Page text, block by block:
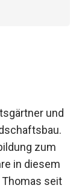
und
zum
in diesem
Thomas seit